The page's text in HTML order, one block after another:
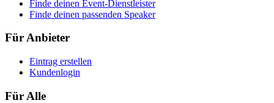
Finde deinen Event-Dienstleister
Finde deinen passenden Speaker
Für Anbieter
Eintrag erstellen
Kundenlogin
Für Alle